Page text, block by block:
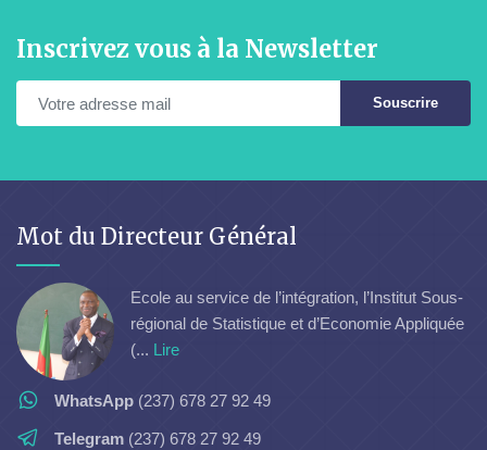
Inscrivez vous à la Newsletter
Souscrire
Mot du Directeur Général
Ecole au service de l’intégration, l’Institut Sous-
régional de Statistique et d’Economie Appliquée
(... Lire
WhatsApp (237) 678 27 92 49
Telegram (237) 678 27 92 49